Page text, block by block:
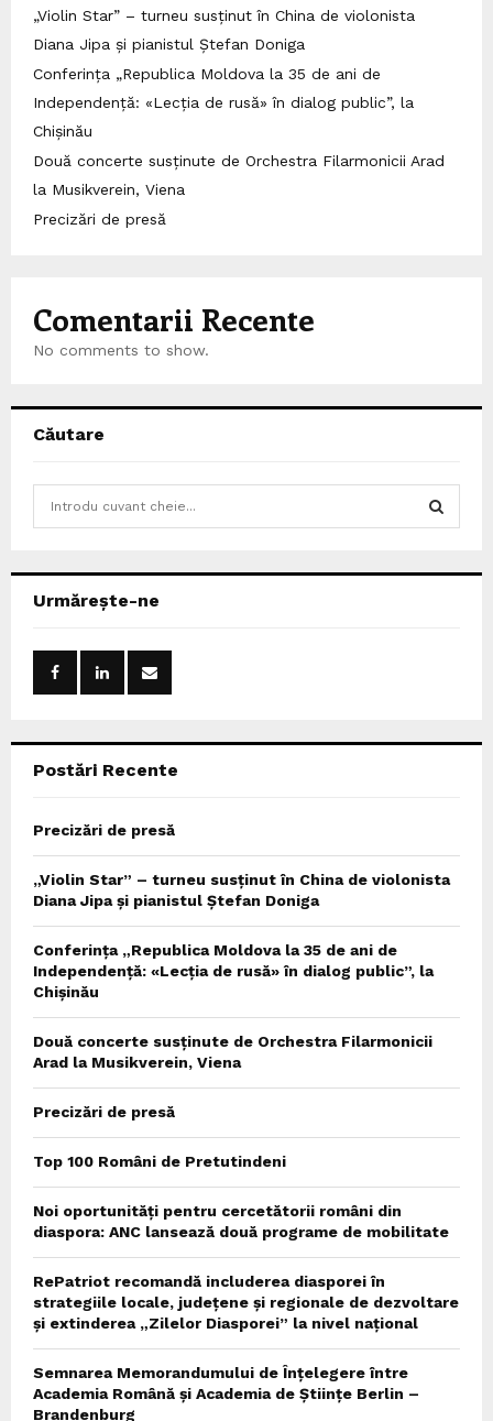
„Violin Star” – turneu susținut în China de violonista
Diana Jipa și pianistul Ștefan Doniga
Conferința „Republica Moldova la 35 de ani de
Independență: «Lecția de rusă» în dialog public”, la
Chișinău
Două concerte susținute de Orchestra Filarmonicii Arad
la Musikverein, Viena
Precizări de presă
Comentarii Recente
No comments to show.
Căutare
h
Urmărește-ne
Postări Recente
Precizări de presă
„Violin Star” – turneu susținut în China de violonista
Diana Jipa și pianistul Ștefan Doniga
Conferința „Republica Moldova la 35 de ani de
Independență: «Lecția de rusă» în dialog public”, la
Chișinău
Două concerte susținute de Orchestra Filarmonicii
Arad la Musikverein, Viena
Precizări de presă
Top 100 Români de Pretutindeni
Noi oportunități pentru cercetătorii români din
diaspora: ANC lansează două programe de mobilitate
RePatriot recomandă includerea diasporei în
strategiile locale, județene și regionale de dezvoltare
și extinderea „Zilelor Diasporei” la nivel național
Semnarea Memorandumului de Înțelegere între
Academia Română și Academia de Științe Berlin –
Brandenburg